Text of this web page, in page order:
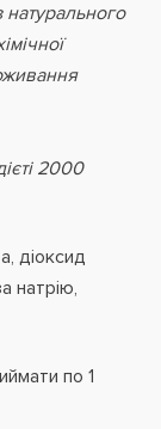
натурального
2000
діоксид
натрію,
по 1